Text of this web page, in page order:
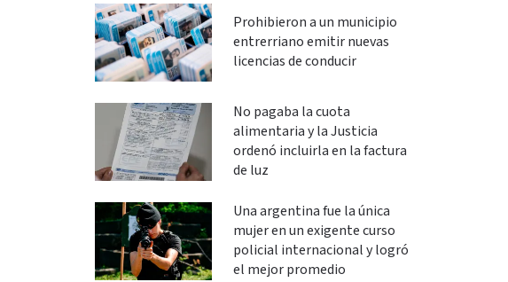
Prohibieron a un municipio
entrerriano emitir nuevas
licencias de conducir
No pagaba la cuota
alimentaria y la Justicia
ordenó incluirla en la factura
de luz
Una argentina fue la única
mujer en un exigente curso
policial internacional y logró
el mejor promedio